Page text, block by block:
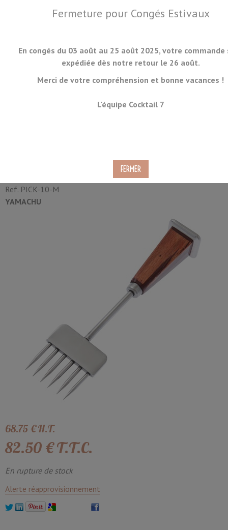
MENU
Fermeture pour Congés Estivaux
En congés du 03 août au 25 août 2025, votre commande
expédiée dès notre retour le 26 août.
Merci de votre compréhension et bonne vacances !
L'équipe Cocktail 7
Ref. PICK-10-M
YAMACHU
68.75 €H.T.
82.50 €T.T.C.
En rupture de stock
Alerte réapprovisionnement